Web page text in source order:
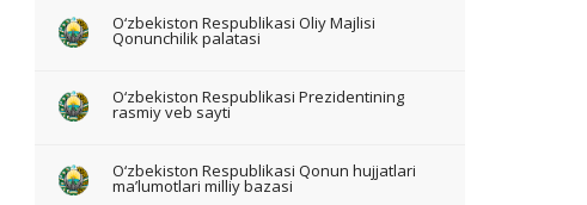
O‘zbekiston Respublikasi Oliy Majlisi
Qonunchilik palatasi
O‘zbekiston Respublikasi Prezidentining
rasmiy veb sayti
O‘zbekiston Respublikasi Qonun hujjatlari
ma’lumotlari milliy bazasi